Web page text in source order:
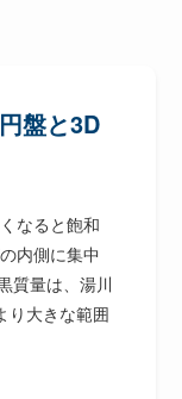
盤と3D
なると飽和
内側に集中
質量は、湯川
り大きな範囲